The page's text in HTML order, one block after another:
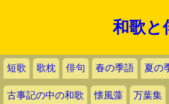
和歌と
短歌 歌枕 俳句 春の季語 夏の
古事記の中の和歌 懐風藻 万葉集